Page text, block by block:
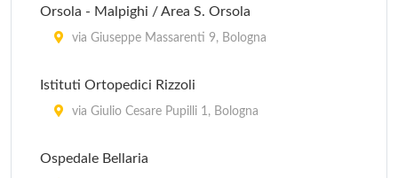
Orsola - Malpighi / Area S. Orsola
via Giuseppe Massarenti 9, Bologna
Istituti Ortopedici Rizzoli
via Giulio Cesare Pupilli 1, Bologna
Ospedale Bellaria